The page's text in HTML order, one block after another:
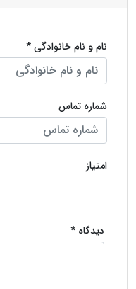
نام و نام خانوادگی *
شماره تماس
امتیاز
دیدگاه *